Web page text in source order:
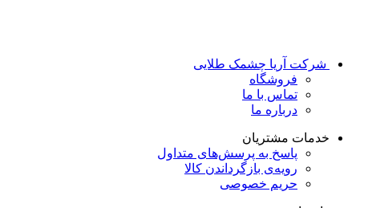
شرکت آریا چشمک طلایی
فروشگاه
تماس با ما
درباره ما
خدمات مشتریان
پاسخ به پرسش‌های متداول
رویه‌ی بازگرداندن کالا
حریم خصوصی